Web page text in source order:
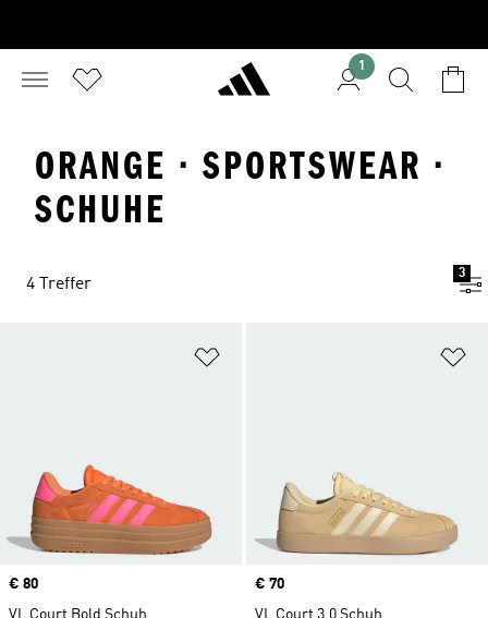
1
ORANGE · SPORTSWEAR ·
SCHUHE
4 Treffer
3
Price
€ 80
VL Court Bold Schuh
Price
€ 70
VL Court 3.0 Schuh